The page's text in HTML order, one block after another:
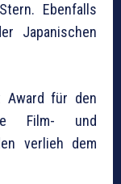
Ebenfalls
Japanischen
für den
Film- und
verlieh dem